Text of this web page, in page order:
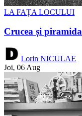
LA FAȚA LOCULUI
Crucea și piramida
Lorin NICULAE
Joi, 06 Aug